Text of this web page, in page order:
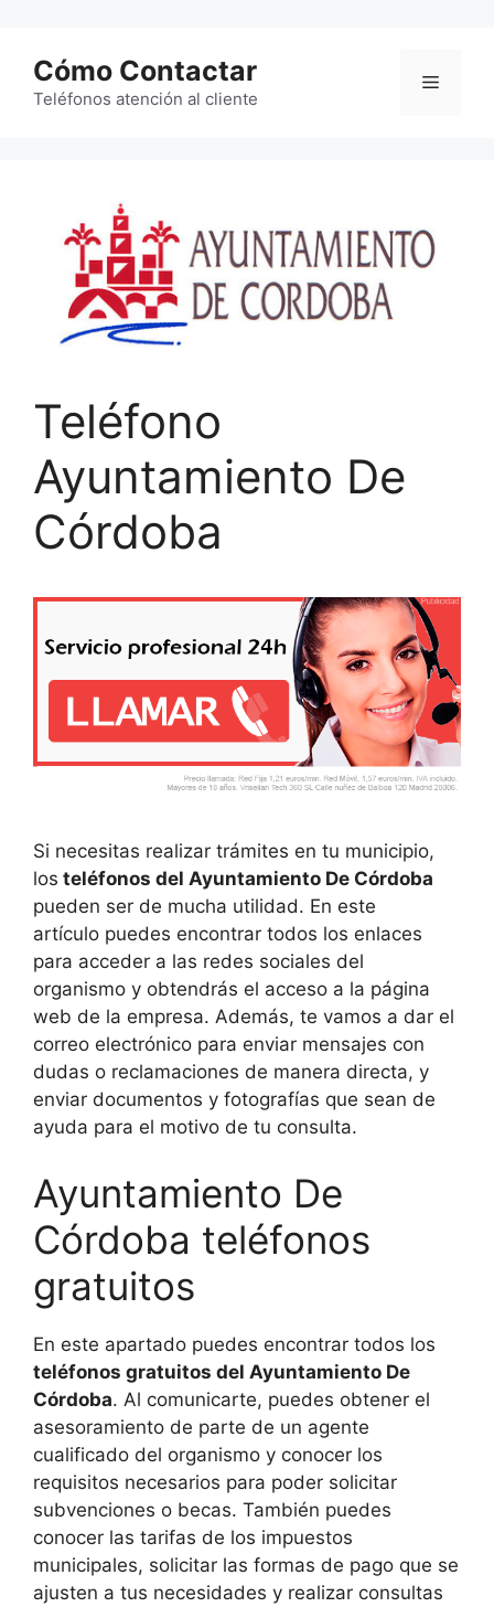
contenido
Cómo Contactar
Teléfonos atención al cliente
Menú
Teléfono
Ayuntamiento De
Córdoba
Si necesitas realizar trámites en tu municipio,
los teléfonos del Ayuntamiento De Córdoba
pueden ser de mucha utilidad. En este
artículo puedes encontrar todos los enlaces
para acceder a las redes sociales del
organismo y obtendrás el acceso a la página
web de la empresa. Además, te vamos a dar el
correo electrónico para enviar mensajes con
dudas o reclamaciones de manera directa, y
enviar documentos y fotografías que sean de
ayuda para el motivo de tu consulta.
Ayuntamiento De
Córdoba teléfonos
gratuitos
En este apartado puedes encontrar todos los
teléfonos gratuitos del Ayuntamiento De
Córdoba. Al comunicarte, puedes obtener el
asesoramiento de parte de un agente
cualificado del organismo y conocer los
requisitos necesarios para poder solicitar
subvenciones o becas. También puedes
conocer las tarifas de los impuestos
municipales, solicitar las formas de pago que se
ajusten a tus necesidades y realizar consultas